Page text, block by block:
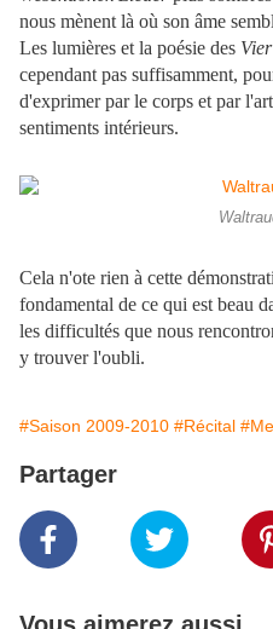
nous mènent là où son âme
Les lumières et la poésie des
cependant pas suffisamment,
d'exprimer par le corps et par
sentiments intérieurs.
Cela n'ote rien à cette
fondamental de ce qui est beau
les difficultés que nous
y trouver l'oubli.
#Saison 2009-2010 #Récital
Partager